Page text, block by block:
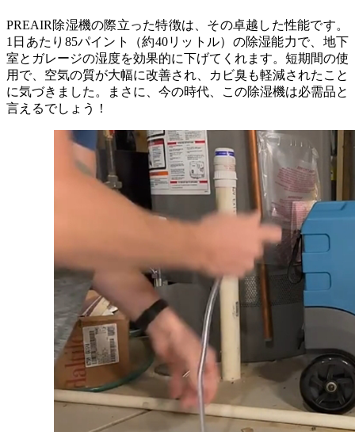
PREAIR除湿機の際立った特徴は、その卓越した性能です。
1日あたり85パイント（約40リットル）の除湿能力で、地下
室とガレージの湿度を効果的に下げてくれます。短期間の使
用で、空気の質が大幅に改善され、カビ臭も軽減されたこと
に気づきました。まさに、今の時代、この除湿機は必需品と
言えるでしょう！